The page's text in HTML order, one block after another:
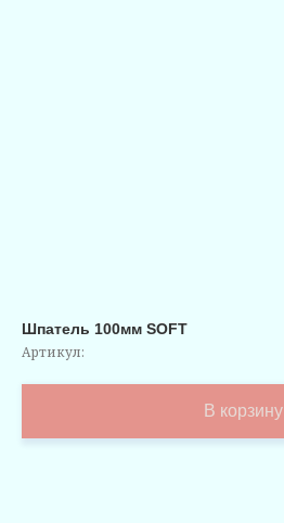
Шпатель 100мм SOFT
Артикул:
В корзину